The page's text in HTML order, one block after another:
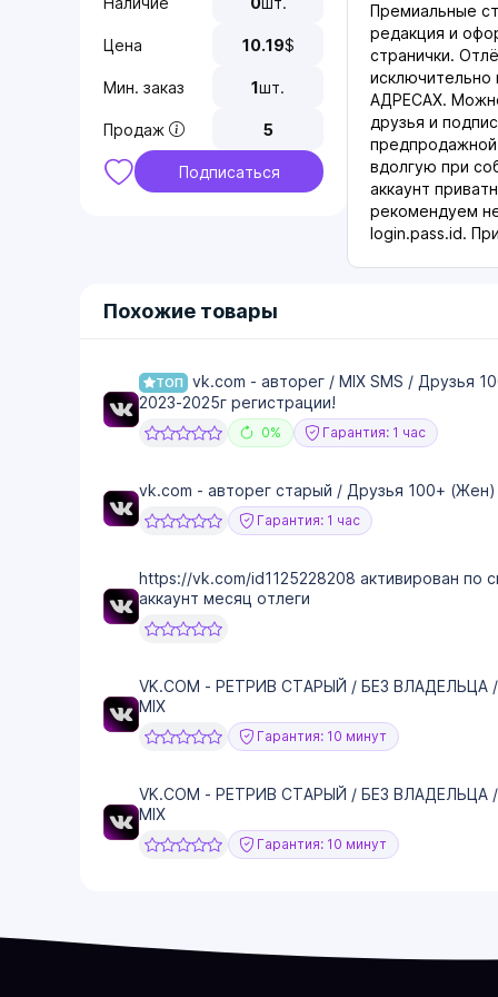
Цена 10.19$
Мин. заказ 1шт.
Продаж 5
Подписаться
Премиальные
редакция и
странички.
исключительно
АДРЕСАХ.
друзья и
вдолгую при
аккаунт
рекомендуем
login.pass.id.
Похожие товары
ТОП
vk.com - авторег / MIX SMS / Друзья
2023-2025г регистрации!
0% Гарантия: 1 час
vk.com - авторег старый / Друзья 100+
Гарантия: 1 час
https://vk.com/id1125228208 активирован по
аккаунт месяц отлеги
VK.COM - РЕТРИВ СТАРЫЙ / БЕЗ
MIX
Гарантия: 10 минут
VK.COM - РЕТРИВ СТАРЫЙ / БЕЗ
MIX
Гарантия: 10 минут